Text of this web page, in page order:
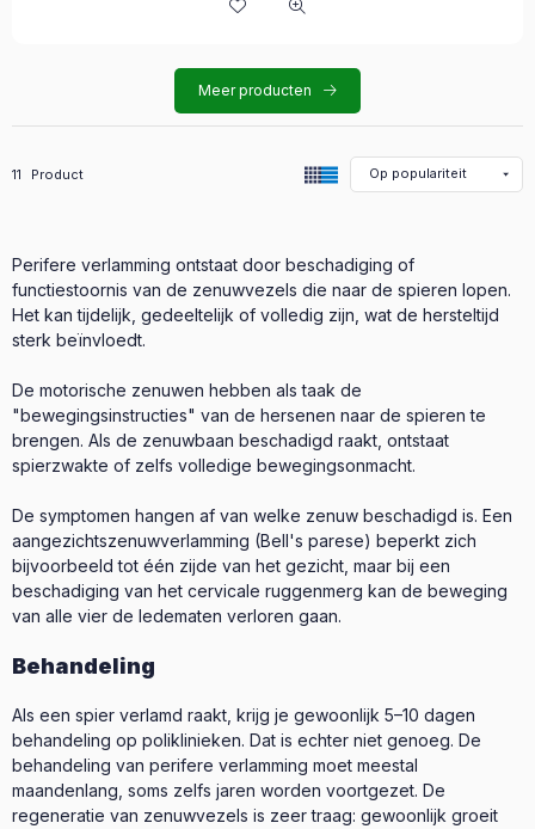
Meer producten
Alle producten in de categorie
11 Product
Perifere verlamming ontstaat door beschadiging of
functiestoornis van de zenuwvezels die naar de spieren lopen.
Het kan tijdelijk, gedeeltelijk of volledig zijn, wat de hersteltijd
sterk beïnvloedt.
De motorische zenuwen hebben als taak de
"bewegingsinstructies" van de hersenen naar de spieren te
brengen. Als de zenuwbaan beschadigd raakt, ontstaat
spierzwakte of zelfs volledige bewegingsonmacht.
De symptomen hangen af van welke zenuw beschadigd is. Een
aangezichtszenuwverlamming (Bell's parese) beperkt zich
bijvoorbeeld tot één zijde van het gezicht, maar bij een
beschadiging van het cervicale ruggenmerg kan de beweging
van alle vier de ledematen verloren gaan.
Behandeling
Als een spier verlamd raakt, krijg je gewoonlijk 5–10 dagen
behandeling op poliklinieken. Dat is echter niet genoeg. De
behandeling van perifere verlamming moet meestal
maandenlang, soms zelfs jaren worden voortgezet. De
regeneratie van zenuwvezels is zeer traag: gewoonlijk groeit